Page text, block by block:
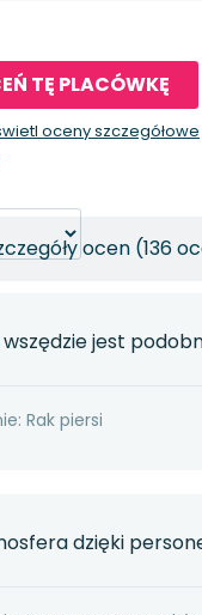
TĘ PLACÓWKĘ
oceny szczegółowe
ocen (136
jest
Rak piersi
dzięki